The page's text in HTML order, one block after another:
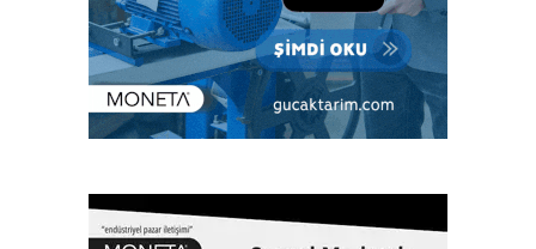
üzere enerjiden imalata, savunma sanayiinden lojistiğe
kadar tüm sektörlerde; klaslama, denetim, kalite yönetim
ve ileri mühendislik gibi birçok alanda hizmet veriyor. Çok
sayıda bilimsel ve teknik konferanslarda yer almanın yanı
sıra aynı zamanda eğitimler veriyor, çok sayıda öğrenciye
3000 adet geminin klaslama hizmetinin yanı sıra, Türkiye